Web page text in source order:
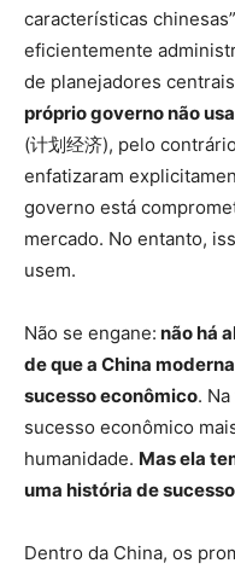
características
eficientemente
de planejadores
próprio governo não
(计划经济), pelo
enfatizaram
governo está
mercado. No entanto,
usem.
Não se engane: não há
de que a China
sucesso econômico.
sucesso econômico
humanidade. Mas ela
uma história de
Dentro da China, os